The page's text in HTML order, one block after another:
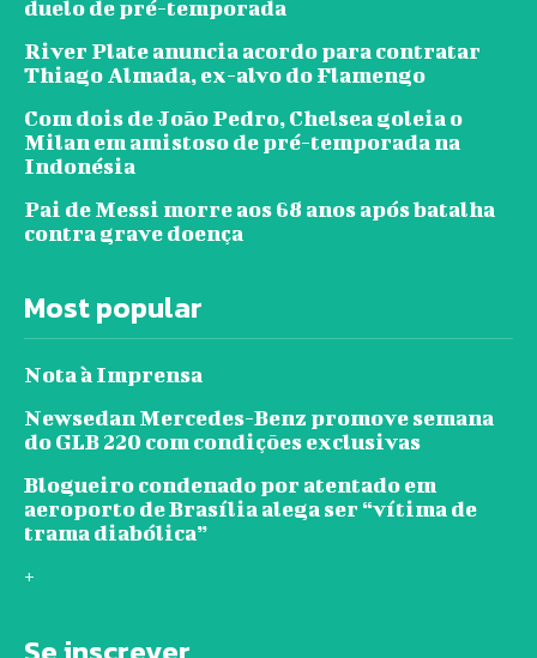
duelo de pré-temporada
River Plate anuncia acordo para contratar
Thiago Almada, ex-alvo do Flamengo
Com dois de João Pedro, Chelsea goleia o
Milan em amistoso de pré-temporada na
Indonésia
Pai de Messi morre aos 68 anos após batalha
contra grave doença
Most popular
Nota à Imprensa
Newsedan Mercedes-Benz promove semana
do GLB 220 com condições exclusivas
Blogueiro condenado por atentado em
aeroporto de Brasília alega ser “vítima de
trama diabólica”
+